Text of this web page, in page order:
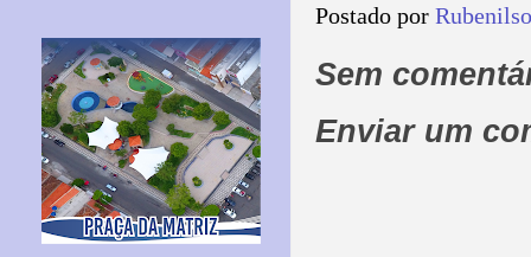
Postado por
Sem
Enviar um